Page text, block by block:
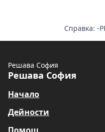
Справка: -
Решава София
Решава София
Начало
Дейности
Помощ